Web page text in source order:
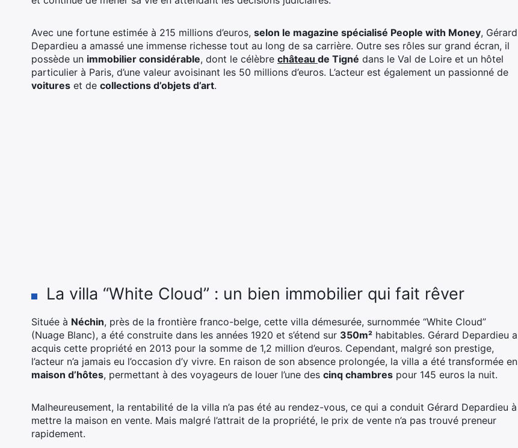
Avec une fortune estimée à 215 millions d’euros, selon le magazine spécialisé People with Money, Gérard
Depardieu a amassé une immense richesse tout au long de sa carrière. Outre ses rôles sur grand écran, il
possède un immobilier considérable, dont le célèbre château de Tigné dans le Val de Loire et un hôtel
particulier à Paris, d’une valeur avoisinant les 50 millions d’euros. L’acteur est également un passionné de
voitures et de collections d’objets d’art.
La villa “White Cloud” : un bien immobilier qui fait rêver
Située à Néchin, près de la frontière franco-belge, cette villa démesurée, surnommée “White Cloud”
(Nuage Blanc), a été construite dans les années 1920 et s’étend sur 350m² habitables. Gérard Depardieu a
acquis cette propriété en 2013 pour la somme de 1,2 million d’euros. Cependant, malgré son prestige,
l’acteur n’a jamais eu l’occasion d’y vivre. En raison de son absence prolongée, la villa a été transformée en
maison d’hôtes, permettant à des voyageurs de louer l’une des cinq chambres pour 145 euros la nuit.
Malheureusement, la rentabilité de la villa n’a pas été au rendez-vous, ce qui a conduit Gérard Depardieu à
mettre la maison en vente. Mais malgré l’attrait de la propriété, le prix de vente n’a pas trouvé preneur
rapidement.